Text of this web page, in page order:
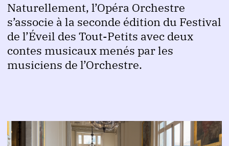
Naturellement, l’Opéra Orchestre
s’associe à la seconde édition du Festival
de l’Éveil des Tout-Petits avec deux
contes musicaux menés par les
musiciens de l’Orchestre.